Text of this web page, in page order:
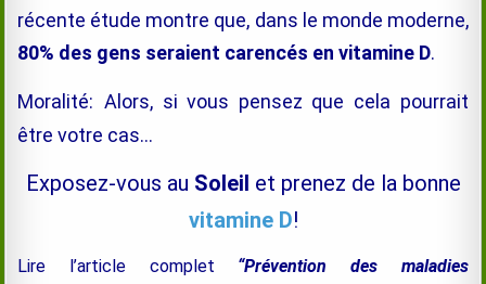
récente étude montre que, dans le monde moderne,
80% des gens seraient carencés en vitamine D.
Moralité: Alors, si vous pensez que cela pourrait
être votre cas…
Exposez-vous au Soleil et prenez de la bonne
vitamine D!
Lire l’article complet “Prévention des maladies